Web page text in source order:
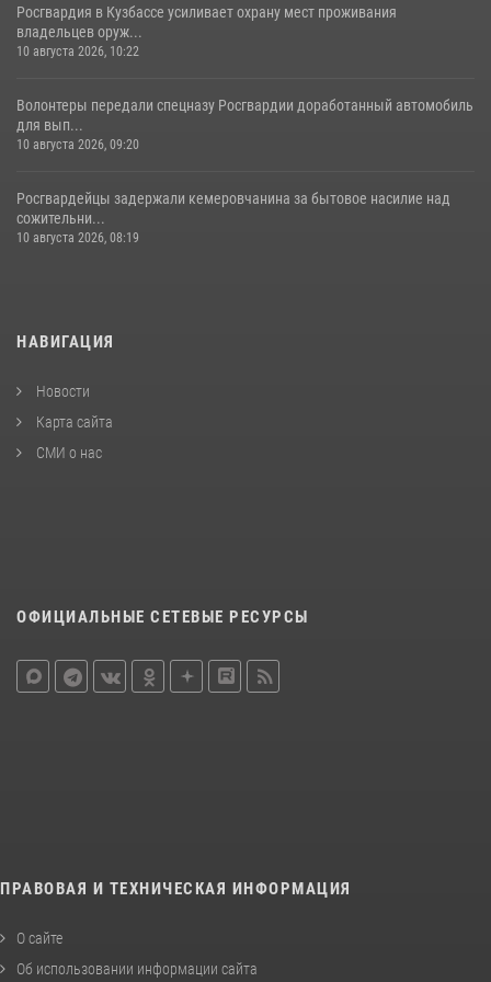
Росгвардия в Кузбассе усиливает охрану мест проживания
владельцев оруж...
10 августа 2026, 10:22
Волонтеры передали спецназу Росгвардии доработанный автомобиль
для вып...
10 августа 2026, 09:20
Росгвардейцы задержали кемеровчанина за бытовое насилие над
сожительни...
10 августа 2026, 08:19
НАВИГАЦИЯ
Новости
Карта сайта
СМИ о нас
ОФИЦИАЛЬНЫЕ СЕТЕВЫЕ РЕСУРСЫ
ПРАВОВАЯ И ТЕХНИЧЕСКАЯ ИНФОРМАЦИЯ
О сайте
Об использовании информации сайта